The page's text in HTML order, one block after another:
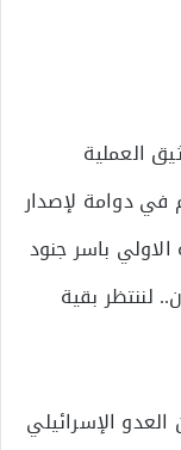
العملية
في دوامة لإصدار
الاولي باسر جنود
لننتظر بقية
الإسرائيلي